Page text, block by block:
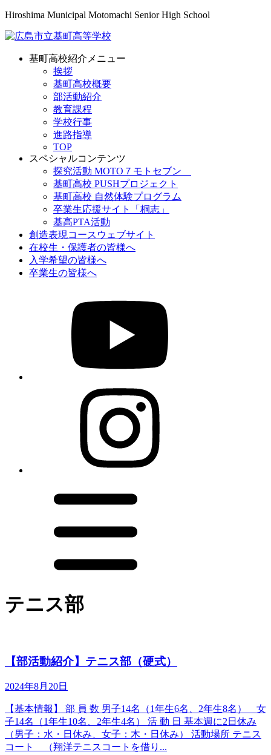
Hiroshima Municipal Motomachi Senior High School
基町高校紹介メニュー
挨拶
基町高校概要
部活動紹介
教育課程
学校行事
進路指導
TOP
スペシャルコンテンツ
探究活動 MOTO７モトセブン
基町高校 PUSHプロジェクト
基町高校 自然体験プログラム
卒業生応援サイト「桐志」
基高PTA活動
創造表現コースウェブサイト
在校生・保護者の皆様へ
入学希望の皆様へ
卒業生の皆様へ
テニス部
【部活動紹介】テニス部（硬式）
2024年8月20日
【基本情報】 部 員 数 男子14名（1年生6名、2年生8名） 女
子14名（1年生10名、2年生4名） 活 動 日 基本週に2日休み
（男子：水・日休み、女子：木・日休み） 活動場所 テニス
コート （翔洋テニスコートを借り...